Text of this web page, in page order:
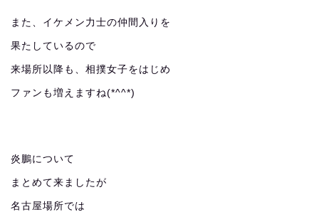
また、イケメン力士の仲間入りを
果たしているので
来場所以降も、相撲女子をはじめ
ファンも増えますね(*^^*)
炎鵬について
まとめて来ましたが
名古屋場所では